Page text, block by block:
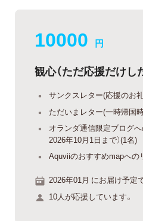
10000 円
観心（ただ応援だけし
サンクスレター(応援のお礼)
ただいまレター(一時帰国時)
オランダ通信限定ブログへ
2026年10月1日まで）(1名)
Aquviiのおすすめmapへの
2026年01月 にお届け予定
10人が応援しています。